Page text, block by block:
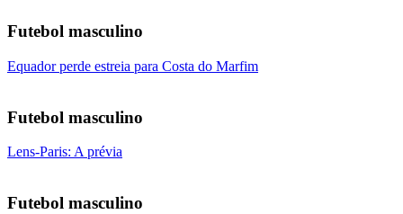
Futebol masculino
Equador perde estreia para Costa do Marfim
Futebol masculino
Lens-Paris: A prévia
Futebol masculino